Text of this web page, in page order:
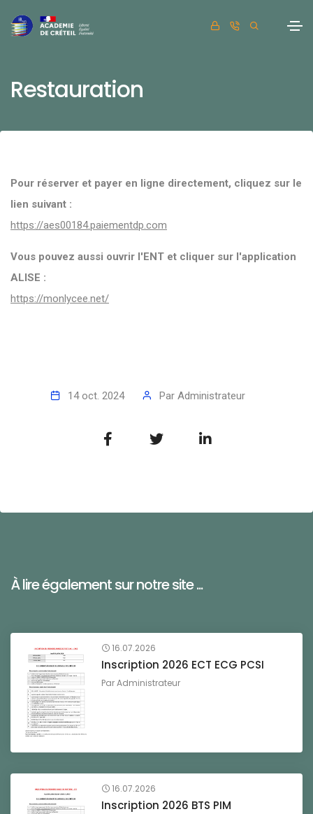
Restauration
Pour réserver et payer en ligne directement, cliquez sur le
lien suivant :
https://aes00184.paiementdp.com
Vous pouvez aussi ouvrir l'ENT et cliquer sur l'application
ALISE :
https://monlycee.net/
14 oct. 2024 Par Administrateur
À lire également sur notre site ...
16.07.2026
Inscription 2026 ECT ECG PCSI
ParAdministrateur
16.07.2026
Inscription 2026 BTS PIM